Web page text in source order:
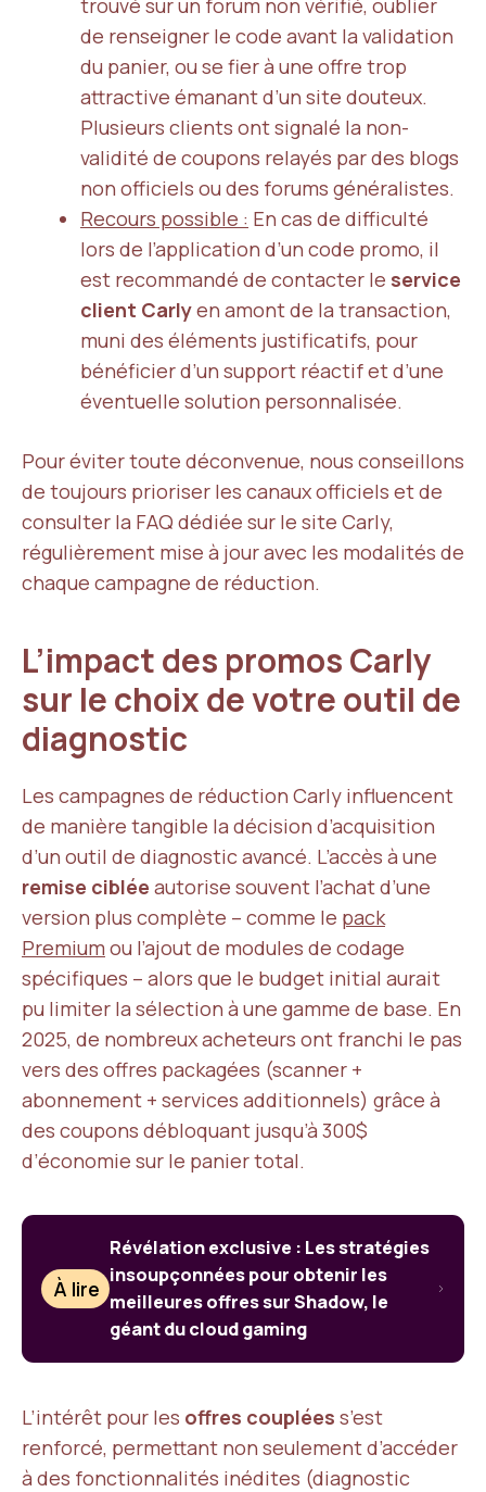
trouvé sur un forum non vérifié, oublier
de renseigner le code avant la validation
du panier, ou se fier à une offre trop
attractive émanant d’un site douteux.
Plusieurs clients ont signalé la non-
validité de coupons relayés par des blogs
non officiels ou des forums généralistes.
Recours possible : En cas de difficulté
lors de l’application d’un code promo, il
est recommandé de contacter le service
client Carlyen amont de la transaction,
muni des éléments justificatifs, pour
bénéficier d’un support réactif et d’une
éventuelle solution personnalisée.
Pour éviter toute déconvenue, nous conseillons
de toujours prioriser les canaux officiels et de
consulter la FAQ dédiée sur le site Carly,
régulièrement mise à jour avec les modalités de
chaque campagne de réduction.
L’impact des promos Carly
sur le choix de votre outil de
diagnostic
Les campagnes de réduction Carly influencent
de manière tangible la décision d’acquisition
d’un outil de diagnostic avancé. L’accès à une
remise ciblée autorise souvent l’achat d’une
version plus complète – comme le pack
Premium ou l’ajout de modules de codage
spécifiques – alors que le budget initial aurait
pu limiter la sélection à une gamme de base. En
2025, de nombreux acheteurs ont franchi le pas
vers des offres packagées (scanner +
abonnement + services additionnels) grâce à
des coupons débloquant jusqu’à 300$
d’économie sur le panier total.
À lire
Révélation exclusive : Les stratégies
insoupçonnées pour obtenir les
meilleures offres sur Shadow, le
géant du cloud gaming
L’intérêt pour les offres couplées s’est
renforcé, permettant non seulement d’accéder
à des fonctionnalités inédites (diagnostic